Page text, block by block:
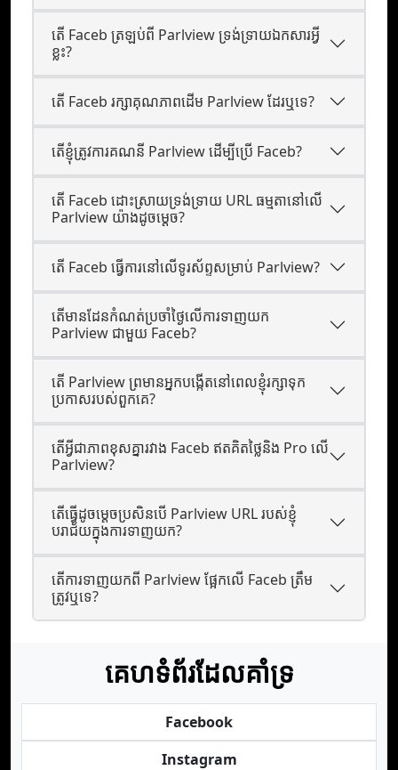
តើ Faceb ត្រឡប់ពី Parlview ទ្រង់ទ្រាយឯកសារអ្វី
ខ្លះ?
តើ Faceb រក្សាគុណភាពដើម Parlview ដែរឬទេ?
តើខ្ញុំត្រូវការគណនី Parlview ដើម្បីប្រើ Faceb?
តើ Faceb ដោះស្រាយទ្រង់ទ្រាយ URL ធម្មតានៅលើ
Parlview យ៉ាងដូចម្តេច?
តើ Faceb ធ្វើការនៅលើទូរស័ព្ទសម្រាប់ Parlview?
តើមានដែនកំណត់ប្រចាំថ្ងៃលើការទាញយក
Parlview ជាមួយ Faceb?
តើ Parlview ព្រមានអ្នកបង្កើតនៅពេលខ្ញុំរក្សាទុក
ប្រកាសរបស់ពួកគេ?
តើអ្វីជាភាពខុសគ្នារវាង Faceb ឥតគិតថ្លៃនិង Pro លើ
Parlview?
តើធ្វើដូចម្តេចប្រសិនបើ Parlview URL របស់ខ្ញុំ
បរាជ័យក្នុងការទាញយក?
តើការទាញយកពី Parlview ផ្អែកលើ Faceb ត្រឹម
ត្រូវឬទេ?
គេហទំព័រដែលគាំទ្រ
Facebook
Instagram